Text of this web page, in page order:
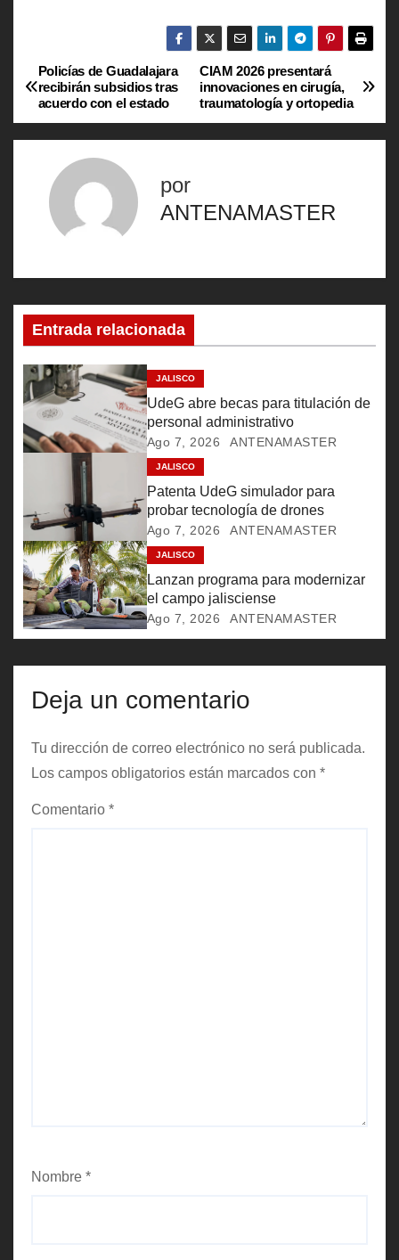
N
a
c
i
ó
n
d
e
n
t
r
d
a
CIAM 2026 presentará
innovaciones en cirugía,
traumatología y ortopedia
Policías de Guadalajara
recibirán subsidios tras
acuerdo con el estado
por
ANTENAMASTER
Entrada relacionada
JALISCO
UdeG abre becas para titulación de
personal administrativo
Ago 7, 2026 ANTENAMASTER
JALISCO
Patenta UdeG simulador para
probar tecnología de drones
Ago 7, 2026 ANTENAMASTER
JALISCO
Lanzan programa para modernizar
el campo jalisciense
Ago 7, 2026 ANTENAMASTER
Deja un comentario
Tu dirección de correo electrónico no será publicada.
Los campos obligatorios están marcados con *
Comentario *
Nombre *